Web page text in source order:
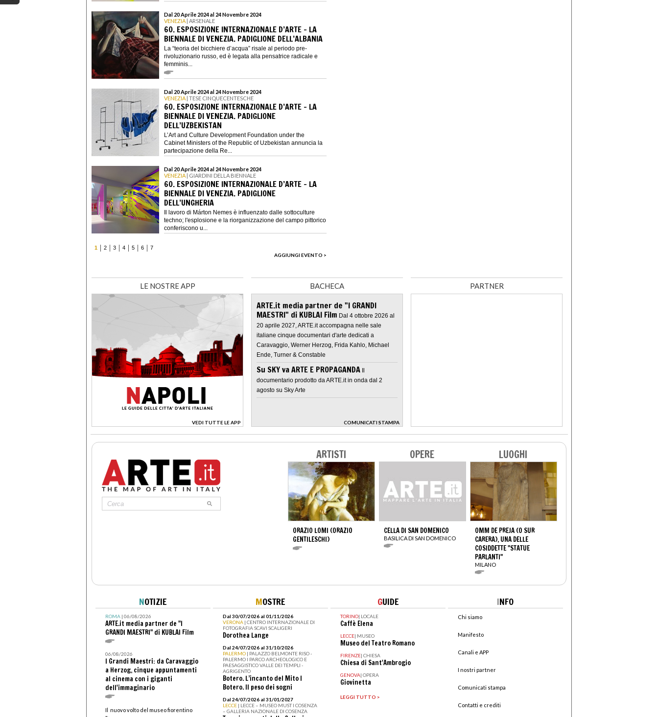
Dal 20 Aprile 2024 al 24 Novembre 2024
VENEZIA | ARSENALE
60. ESPOSIZIONE INTERNAZIONALE D’ARTE – LA
BIENNALE DI VENEZIA. PADIGLIONE DELL’ALBANIA
La “teoria del bicchiere d’acqua” risale al periodo pre-
rivoluzionario russo, ed è legata alla pensatrice radicale e
femminis...
Dal 20 Aprile 2024 al 24 Novembre 2024
VENEZIA | TESE CINQUECENTESCHE
60. ESPOSIZIONE INTERNAZIONALE D’ARTE – LA
BIENNALE DI VENEZIA. PADIGLIONE
DELL’UZBEKISTAN
L’Art and Culture Development Foundation under the
Cabinet Ministers of the Republic of Uzbekistan annuncia la
partecipazione della Re...
Dal 20 Aprile 2024 al 24 Novembre 2024
VENEZIA | GIARDINI DELLA BIENNALE
60. ESPOSIZIONE INTERNAZIONALE D’ARTE – LA
BIENNALE DI VENEZIA. PADIGLIONE
DELL’UNGHERIA
Il lavoro di Márton Nemes è influenzato dalle sottoculture
techno; l'esplosione e la riorganizzazione del campo pittorico
conferiscono u...
1 2 3 4 5 6
7
AGGIUNGI EVENTO >
LE NOSTRE APP
VEDI TUTTE LE APP
>
BACHECA
ARTE.it media partner de "I GRANDI
MAESTRI" di KUBLAI Film Dal 4 ottobre 2026 al
20 aprile 2027, ARTE.it accompagna nelle sale
italiane cinque documentari d'arte dedicati a
Caravaggio, Werner Herzog, Frida Kahlo, Michael
Ende, Turner & Constable
Su SKY va ARTE E PROPAGANDA
documentario prodotto da ARTE.it in onda dal 2
agosto su Sky Arte
COMUNICATI STAMPA
>
PARTNER
ARTISTI
ORAZIO LOMI (ORAZIO
GENTILESCHI)
OPERE
CELLA DI SAN DOMENICO
BASILICA DI SAN DOMENICO
LUOGHI
OMM DE PREJA (O SUR
CARERA), UNA DELLE
COSIDDETTE "STATUE
PARLANTI"
MILANO
NOTIZIE
ROMA| 06/08/2026
ARTE.it media partner de "I
GRANDI MAESTRI" di KUBLAI Film
06/08/2026
I Grandi Maestri: da Caravaggio
a Herzog, cinque appuntamenti
al cinema con i giganti
dell'immaginario
Il nuovo volto del museo fiorentino
MOSTRE
Dal 30/07/2026 al 01/11/2026
VERONA | CENTRO INTERNAZIONALE DI
FOTOGRAFIA SCAVI SCALIGERI
Dorothea Lange
Dal 24/07/2026 al 31/10/2026
PALERMO | PALAZZO BELMONTE RISO -
PALERMO I PARCO ARCHEOLOGICO E
PAESAGGISTICO VALLE DEI TEMPLI -
AGRIGENTO
Botero. L’incanto del Mito I
Botero. Il peso dei sogni
Dal 24/07/2026 al 31/01/2027
LECCE | LECCE – MUSEO MUST I COSENZA
– GALLERIA NAZIONALE DI COSENZA
GUIDE
TORINO| LOCALE
Caffè Elena
LECCE| MUSEO
Museo del Teatro Romano
FIRENZE| CHIESA
Chiesa di Sant'Ambrogio
GENOVA| OPERA
Giovinetta
LEGGI TUTTO >
INFO
Chi siamo
Manifesto
Canali e APP
I nostri partner
Comunicati stampa
Contatti e crediti